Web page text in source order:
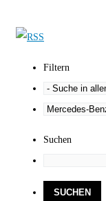
Filtern
Suchen